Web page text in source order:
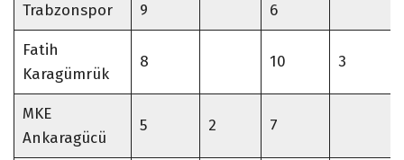
Trabzonspor 9 6
Fatih
Karagümrük
8 10 3
MKE
Ankaragücü
5 2 7